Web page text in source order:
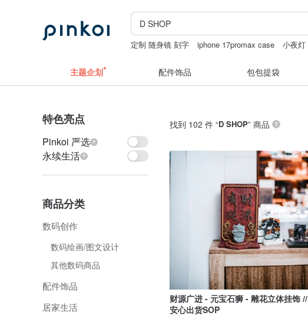
定制 随身镜 刻字 iphone 17promax case 小夜灯
主题企划 配件饰品 包包提袋
特色亮点
Pinkoi 严选
永续生活
商品分类
数码创作
数码绘画/图文设计
其他数码商品
配件饰品
居家生活
找到 102 件 “D SHOP” 商品
财源广进 - 元宝石狮 - 雕花立体挂饰 //
安心出货SOP